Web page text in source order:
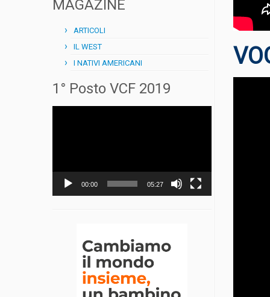
MAGAZINE
ARTICOLI
IL WEST
I NATIVI AMERICANI
1° Posto VCF 2019
00:00 05:27